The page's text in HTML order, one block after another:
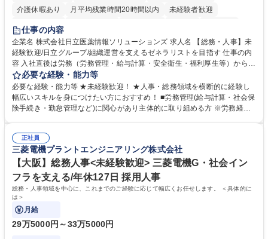
介護休暇あり
月平均残業時間20時間以内
未経験者歓迎
住宅手当あり
育休あり
完全週休2日制 交通費支給 土日祝休み 寮・社宅あり
仕事の内容
企業名 株式会社日立医薬情報ソリューションズ 求人名 【総務・人事】未
経験歓迎/日立グループ/組織運営を支えるゼネラリストを目指す 仕事の内
容 入社直後は労務（労務管理・給与計算・安全衛生・福利厚生等）からお
任せいたします。将来は総務・採用・教育業務へ守備範囲を広げ、組織運
営を支えるゼネラリストをめざせます。 ・初期業務：労働時間管理、給与
計算、社会保険対応、福利厚生管理、安全衛生、健康経営推進等をお任せ
します。ご経験に応じて、休職者管理など、幅広く経験を積んでいただき
幅広く経験を積みたい意欲がある方に最適な環境です。 募集職種 【総
務・人事】未経験歓迎/日立グループ/組織運営を支えるゼネラリストを目
指す
必要な経験・能力等
必要な経験・能力等 ★未経験歓迎！ ★人事・総務領域を横断的に経験し
幅広いスキルを身につけたい方におすすめ！ ■労務管理(給与計算・社会保
険手続き・勤怠管理など)に関心があり主体的に取り組める方 ※労務経験
のご経験 ■労務管理（給与計算・社会保険手続き・勤怠管理など）の経験
■衛生管理者の資格をお持ちの方 学歴・資格 学歴：大学院 大学 高専 短大
専修学校 高校 語学力： 資格：
正社員
三菱電機プラントエンジニアリング株式会社
【大阪】総務人事<未経験歓迎> 三菱電機G・社会イン
フラを支える/年休127日 採用人事
総務・人事領域を中心に、これまでのご経験に応じて幅広くお任せします。 ＜具体的に
は＞
月給
29万5000円～33万5000円